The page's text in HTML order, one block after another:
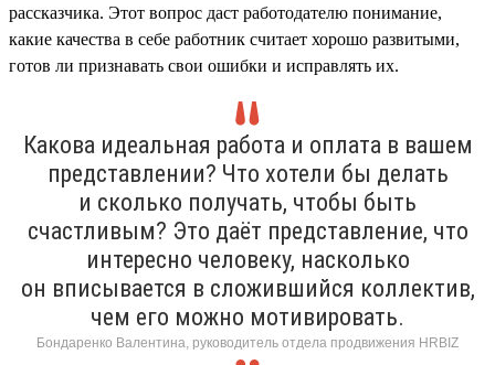
рассказчика. Этот вопрос даст работодателю понимание,
какие качества в себе работник считает хорошо развитыми,
готов ли признавать свои ошибки и исправлять их.
Какова идеальная работа и оплата в вашем
представлении? Что хотели бы делать
и сколько получать, чтобы быть
счастливым? Это даёт представление, что
интересно человеку, насколько
он вписывается в сложившийся коллектив,
чем его можно мотивировать.
Бондаренко Валентина, руководитель отдела продвижения HRBIZ